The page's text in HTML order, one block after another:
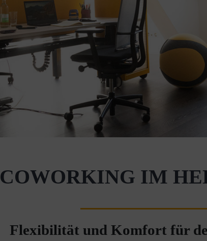
COWORKING IM
Flexibilität und Komfort für